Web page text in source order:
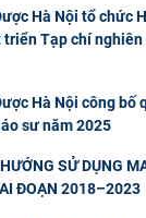
Hà Nội tổ chức
triển Tạp chí
Hà Nội công bố
sư năm 2025
SỬ DỤNG
ĐOẠN 2018–2023